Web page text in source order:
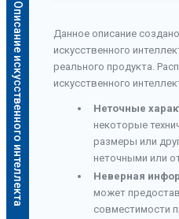
Описание искусственного интеллекта
Данное описание
искусственного
реального продукта.
искусственного
Неточные
некоторые
размеры или
неточными или
Неверная
может
совместимости